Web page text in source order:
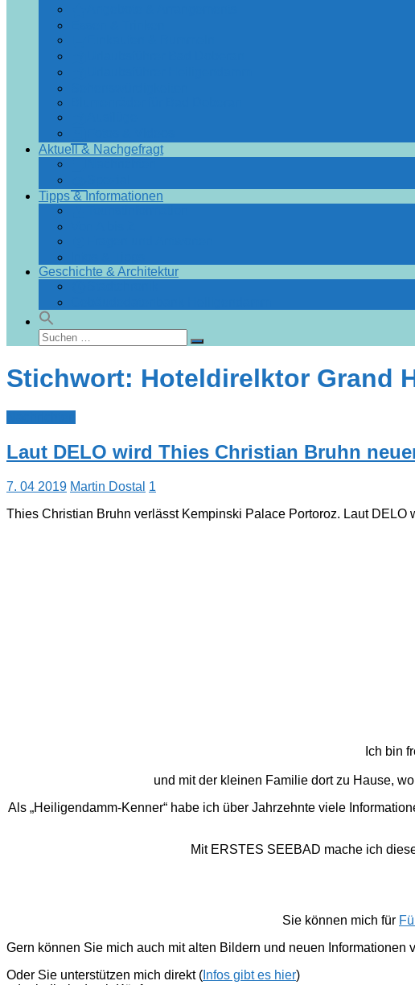
Aktuell & Nachgefragt
Tipps & Informationen
Geschichte & Architektur
Suchen
nach:
Suchen
Stichwort: Hoteldirelktor Grand
Laut DELO wird Thies Christian Bruhn
7. 04 2019 Martin Dostal 1
Thies Christian Bruhn verlässt Kempinski Palace Portoroz. Laut
Ich bin
und mit der kleinen Familie dort zu Hause,
Als „Heiligendamm-Kenner“ habe ich über Jahrzehnte viele
Mit ERSTES SEEBAD mache ich
Sie können mich für
Gern können Sie mich auch mit alten Bildern und neuen
Oder Sie unterstützen mich direkt ( Infos gibt es hier)